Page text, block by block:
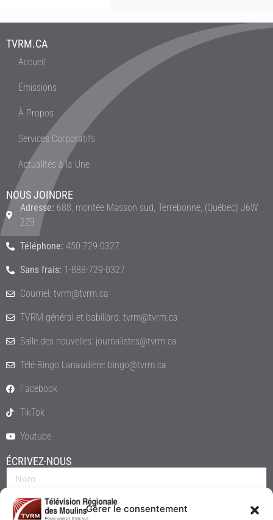
Gérer le consentement
TVRM.CA
Accueil
Émissions
À Propos
Services Corporatifs
Actualités à la Une
NOUS JOINDRE
Adresse: 688, montée Masson sud, Terrebonne, (Québec) J6W
2Z9
Téléphone: 450-729-0327
Sans frais: 1-888-729-0327
Courriel: tvrm@tvrm.ca
TVRM général et babillard: tvrm@tvrm.ca
Salle des nouvelles: journalistes@tvrm.ca
Télé-Bingo Lanaudière: bingo@tvrm.ca
Facebook
TikTok
Youtube
ÉCRIVEZ-NOUS